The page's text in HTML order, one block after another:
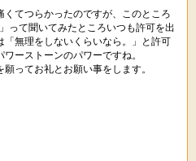
てつらかったのですが、このところ
って聞いてみたところいつも許可を出
「無理をしないくらいなら。」と許可
ーストーンのパワーですね。
ってお礼とお願い事をします。